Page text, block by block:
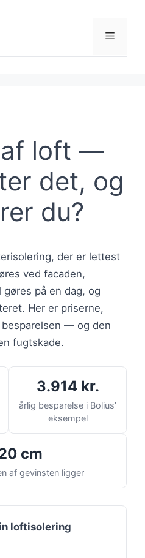
Menu
af loft —
det, og
du?
der er lettest
ved facaden,
på en dag, og
Her er priserne,
besparelsen — og den
fugtskade.
3.914 kr.
årlig besparelse i Bolius’
eksempel
cm
af gevinsten ligger
loftisolering